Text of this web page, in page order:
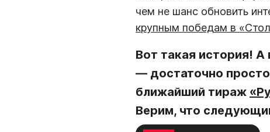
чем не шанс обновить
крупным победам в
Вот такая история!
— достаточно просто
ближайший тираж
Верим, что